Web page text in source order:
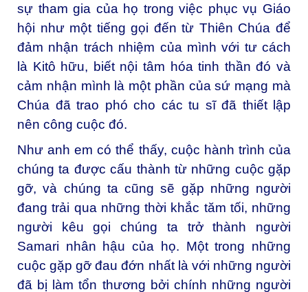
sự tham gia của họ trong việc phục vụ Giáo
hội như một tiếng gọi đến từ Thiên Chúa để
đảm nhận trách nhiệm của mình với tư cách
là Kitô hữu, biết nội tâm hóa tinh thần đó và
cảm nhận mình là một phần của sứ mạng mà
Chúa đã trao phó cho các tu sĩ đã thiết lập
nên công cuộc đó.
Như anh em có thể thấy, cuộc hành trình của
chúng ta được cấu thành từ những cuộc gặp
gỡ, và chúng ta cũng sẽ gặp những người
đang trải qua những thời khắc tăm tối, những
người kêu gọi chúng ta trở thành người
Samari nhân hậu của họ. Một trong những
cuộc gặp gỡ đau đớn nhất là với những người
đã bị làm tổn thương bởi chính những người